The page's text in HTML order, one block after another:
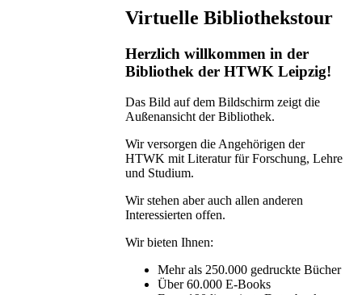
Virtuelle Bibliothekstour
Herzlich willkommen in der
Bibliothek der HTWK Leipzig!
Das Bild auf dem Bildschirm zeigt die
Außenansicht der Bibliothek.
Wir versorgen die Angehörigen der
HTWK mit Literatur für Forschung, Lehre
und Studium.
Wir stehen aber auch allen anderen
Interessierten offen.
Wir bieten Ihnen:
Mehr als 250.000 gedruckte Bücher
Über 60.000 E-Books